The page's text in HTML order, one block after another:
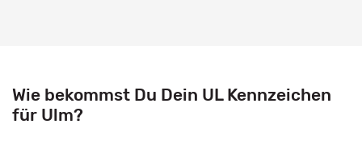
Wie bekommst Du Dein UL Kennzeichen
für Ulm?